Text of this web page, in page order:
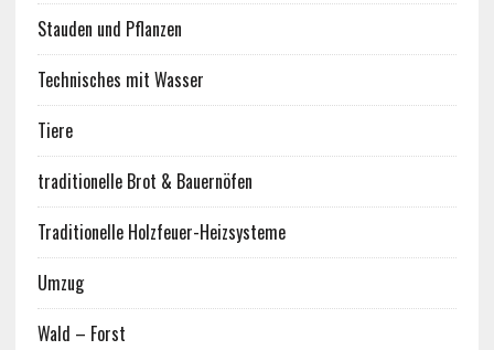
Stauden und Pflanzen
Technisches mit Wasser
Tiere
traditionelle Brot & Bauernöfen
Traditionelle Holzfeuer-Heizsysteme
Umzug
Wald – Forst